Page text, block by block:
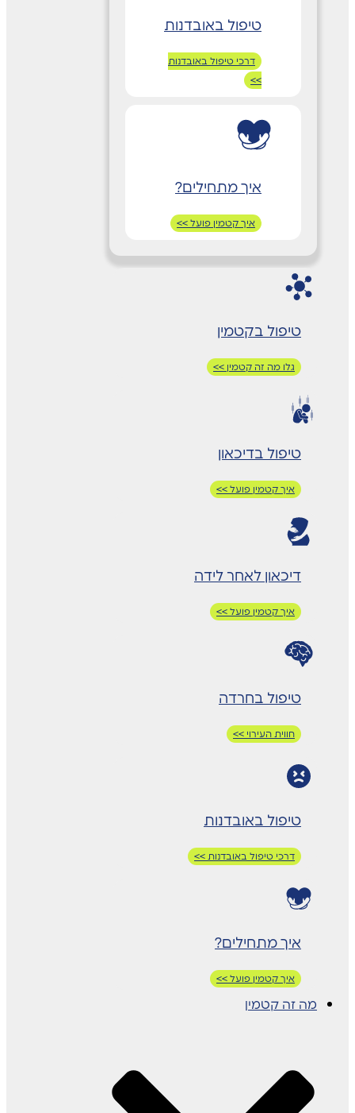
טיפול באובדנות
דרכי טיפול באובדנות
>>
איך מתחילים?
איך קטמין פועל >>
טיפול בקטמין
גלו מה זה קטמין >>
טיפול בדיכאון
איך קטמין פועל >>
דיכאון לאחר לידה
איך קטמין פועל >>
טיפול בחרדה
חווית העירוי >>
טיפול באובדנות
דרכי טיפול באובדנות >>
איך מתחילים?
איך קטמין פועל >>
מה זה קטמין